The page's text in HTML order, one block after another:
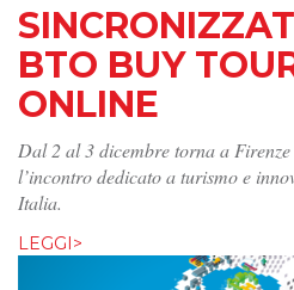
BTO BUY
ONLINE
Dal 2 al 3 dicembre torna a
l’incontro dedicato a turismo e
Italia.
LEGGI>